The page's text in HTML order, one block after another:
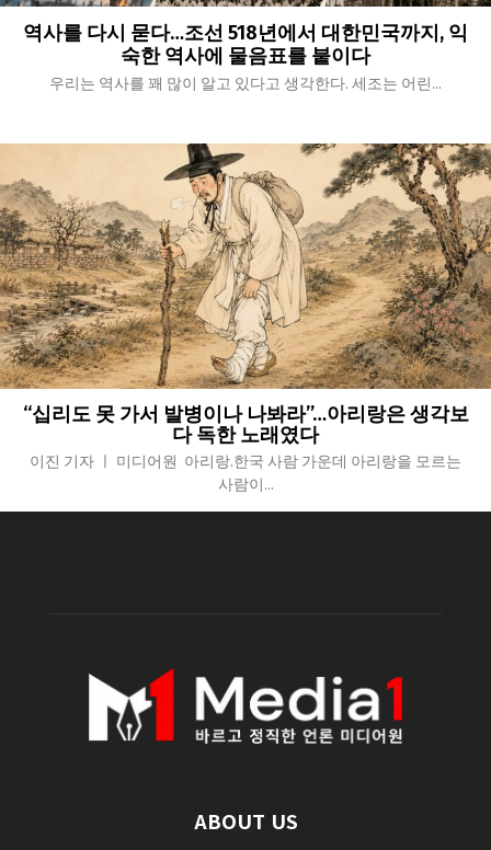
역사를 다시 묻다…조선 518년에서 대한민국까지, 익
숙한 역사에 물음표를 붙이다
우리는 역사를 꽤 많이 알고 있다고 생각한다. 세조는 어린...
“십리도 못 가서 발병이나 나봐라”…아리랑은 생각보
다 독한 노래였다
이진 기자 ㅣ 미디어원 아리랑.한국 사람 가운데 아리랑을 모르는
사람이...
ABOUT US